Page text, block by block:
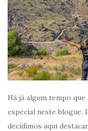
Há já algum tempo
especial neste blogue.
decidimos aqui